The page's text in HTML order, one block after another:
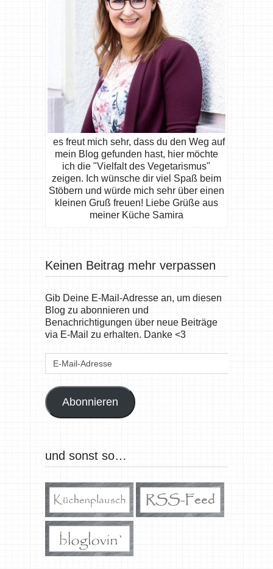
es freut mich sehr, dass du den Weg auf
mein Blog gefunden hast, hier möchte
ich die "Vielfalt des Vegetarismus"
zeigen. Ich wünsche dir viel Spaß beim
Stöbern und würde mich sehr über einen
kleinen Gruß freuen! Liebe Grüße aus
meiner Küche Samira
Keinen Beitrag mehr verpassen
Gib Deine E-Mail-Adresse an, um diesen
Blog zu abonnieren und
Benachrichtigungen über neue Beiträge
via E-Mail zu erhalten. Danke <3
E-
Abonnieren
und sonst so…